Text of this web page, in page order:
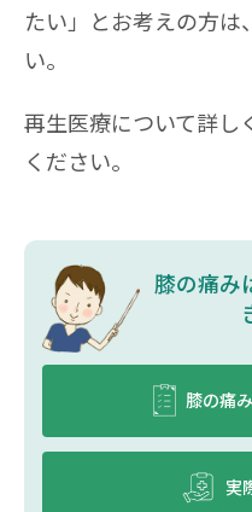
たい」とお考えの方は
い。
再生医療について詳し
ください。
膝の痛み
膝の痛
実